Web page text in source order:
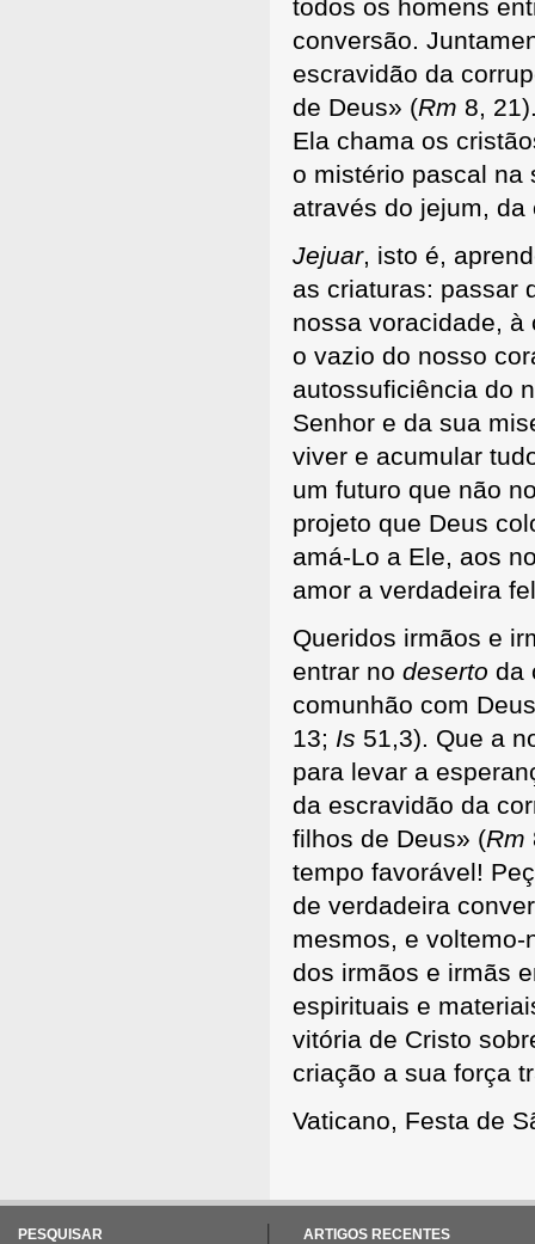
todos os homens
conversão.
escravidão da
de Deus» (Rm 8,
Ela chama os
o mistério pascal na
através do jejum,
Jejuar, isto é,
as criaturas: passar
nossa voracidade, à
o vazio do nosso
autossuficiência do
Senhor e da sua
viver e acumular
um futuro que não
projeto que Deus
amá-Lo a Ele, aos
amor a verdadeira
Queridos irmãos e
entrar no deserto da
comunhão com
13; Is 51,3). Que a
para levar a
da escravidão da
filhos de Deus» (Rm
tempo favorável!
de verdadeira
mesmos, e
dos irmãos e irmãs
espirituais e
vitória de Cristo
criação a sua força
Vaticano, Festa de
PESQUISAR ARTIGOS RECENTES